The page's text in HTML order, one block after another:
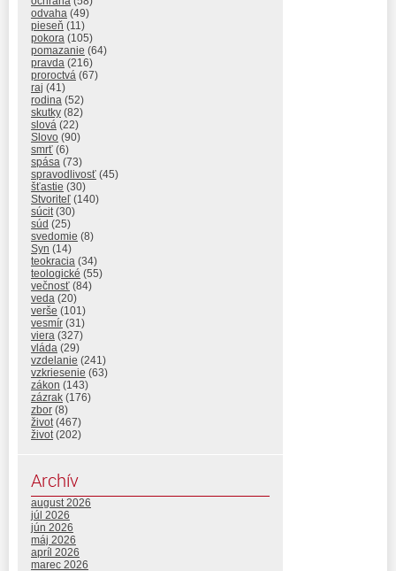
odvaha (49)
pieseň (11)
pokora (105)
pomazanie (64)
pravda (216)
proroctvá (67)
raj (41)
rodina (52)
skutky (82)
slová (22)
Slovo (90)
smrť (6)
spása (73)
spravodlivosť (45)
šťastie (30)
Stvoriteľ (140)
súcit (30)
súd (25)
svedomie (8)
Syn (14)
teokracia (34)
teologické (55)
večnosť (84)
veda (20)
verše (101)
vesmír (31)
viera (327)
vláda (29)
vzdelanie (241)
vzkriesenie (63)
zákon (143)
zázrak (176)
zbor (8)
život (467)
život (202)
Archív
august 2026
júl 2026
jún 2026
máj 2026
apríl 2026
marec 2026